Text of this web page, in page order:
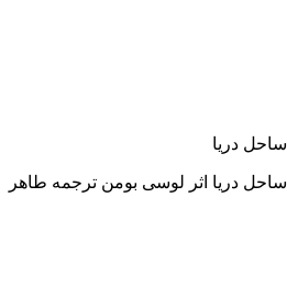
کتاب یک فنجان دانستنی 32 ساحل دریا اثر لوسی بومن ترجمه طاهر